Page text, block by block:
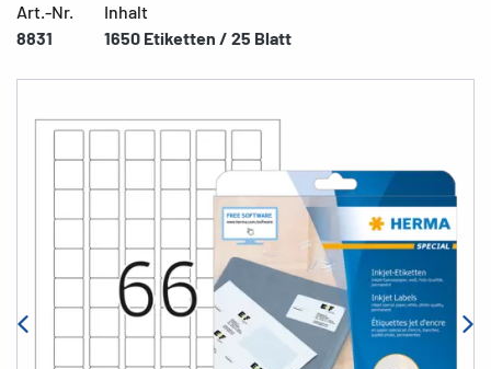
Art.-Nr.
8831
Inhalt
1650 Etiketten / 25 Blatt